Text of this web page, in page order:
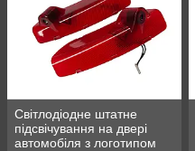
Світлодіодне штатне
підсвічування на двері
автомобіля з логотипом